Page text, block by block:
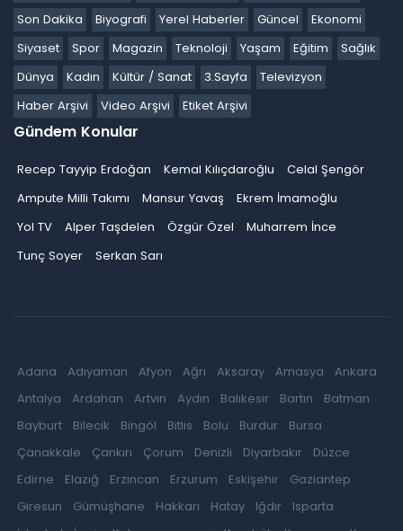
Son Dakika
Biyografi Yerel Haberler Güncel
Ekonomi
Siyaset
Spor Magazin Teknoloji Yaşam Eğitim
Sağlık
Dünya
Kadın Kültür / Sanat 3.Sayfa
Televizyon
Haber Arşivi
Video Arşivi Etiket Arşivi
Gündem Konular
Recep Tayyip Erdoğan Kemal Kılıçdaroğlu
Celal Şengör
Ampute Milli Takımı
Mansur Yavaş
Ekrem İmamoğlu
Yol TV
Alper Taşdelen Özgür Özel
Muharrem İnce
Tunç Soyer
Serkan Sarı
Adana Adıyaman Afyon Ağrı Aksaray Amasya
Ankara
Antalya
Ardahan Artvin Aydın Balıkesir Bartın
Batman
Bayburt
Bilecik Bingöl Bitlis Bolu Burdur
Bursa
Çanakkale
Çankırı Çorum Denizli Diyarbakır
Düzce
Edirne
Elazığ Erzincan Erzurum Eskişehir
Gaziantep
Giresun
Gümüşhane Hakkari Hatay Iğdır
Isparta